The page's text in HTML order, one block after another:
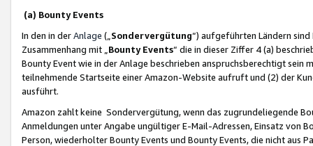
(a) Bounty Events
In den in derAnlage („ Sondervergütung“) aufgeführten Ländern
Zusammenhang mit „ Bounty Events“ die in dieser Ziffer 4 (a)
Bounty Event wie in der Anlage beschrieben anspruchsberechtigt sein
teilnehmende Startseite einer Amazon-Website aufruft und (2) der
ausführt.
Amazon zahlt keine Sondervergütung, wenn das zugrundeliegende
Anmeldungen unter Angabe ungültiger E-Mail-Adressen, Einsatz von
Person, wiederholter Bounty Events und Bounty Events, die nicht